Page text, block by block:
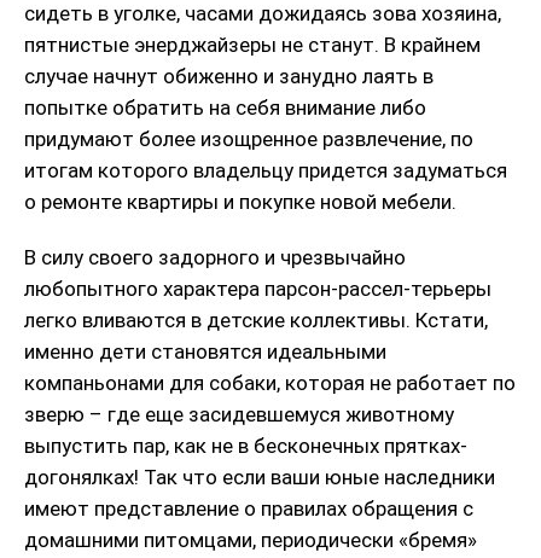
сидеть в уголке, часами дожидаясь зова хозяина,
пятнистые энерджайзеры не станут. В крайнем
случае начнут обиженно и занудно лаять в
попытке обратить на себя внимание либо
придумают более изощренное развлечение, по
итогам которого владельцу придется задуматься
о ремонте квартиры и покупке новой мебели.
В силу своего задорного и чрезвычайно
любопытного характера парсон-рассел-терьеры
легко вливаются в детские коллективы. Кстати,
именно дети становятся идеальными
компаньонами для собаки, которая не работает по
зверю – где еще засидевшемуся животному
выпустить пар, как не в бесконечных прятках-
догонялках! Так что если ваши юные наследники
имеют представление о правилах обращения с
домашними питомцами, периодически «бремя»